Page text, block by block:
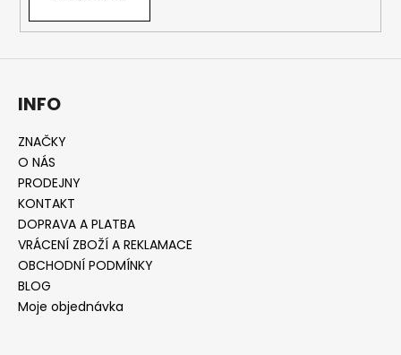
INFO
ZNAČKY
O NÁS
PRODEJNY
KONTAKT
DOPRAVA A PLATBA
VRÁCENÍ ZBOŽÍ A REKLAMACE
OBCHODNÍ PODMÍNKY
BLOG
Moje objednávka